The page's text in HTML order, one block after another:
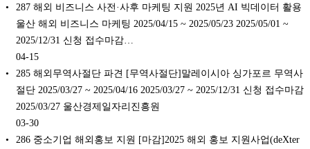
287 해외 비즈니스 사전·사후 마케팅 지원 2025년 AI 빅데이터 활용
울산 해외 비즈니스 마케팅 2025/04/15 ~ 2025/05/23 2025/05/01 ~
2025/12/31 신청 접수마감…
04-15
285 해외무역사절단 파견 [무역사절단]말레이시아 싱가포르 무역사
절단 2025/03/27 ~ 2025/04/16 2025/03/27 ~ 2025/12/31 신청 접수마감
2025/03/27 울산경제일자리진흥원
03-30
286 중소기업 해외홍보 지원 [마감]2025 해외 홍보 지원사업(deXter